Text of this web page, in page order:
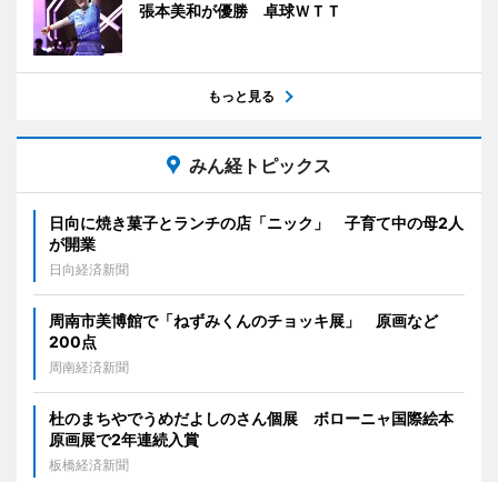
張本美和が優勝 卓球ＷＴＴ
もっと見る
みん経トピックス
日向に焼き菓子とランチの店「ニック」 子育て中の母2人
が開業
日向経済新聞
周南市美博館で「ねずみくんのチョッキ展」 原画など
200点
周南経済新聞
杜のまちやでうめだよしのさん個展 ボローニャ国際絵本
原画展で2年連続入賞
板橋経済新聞